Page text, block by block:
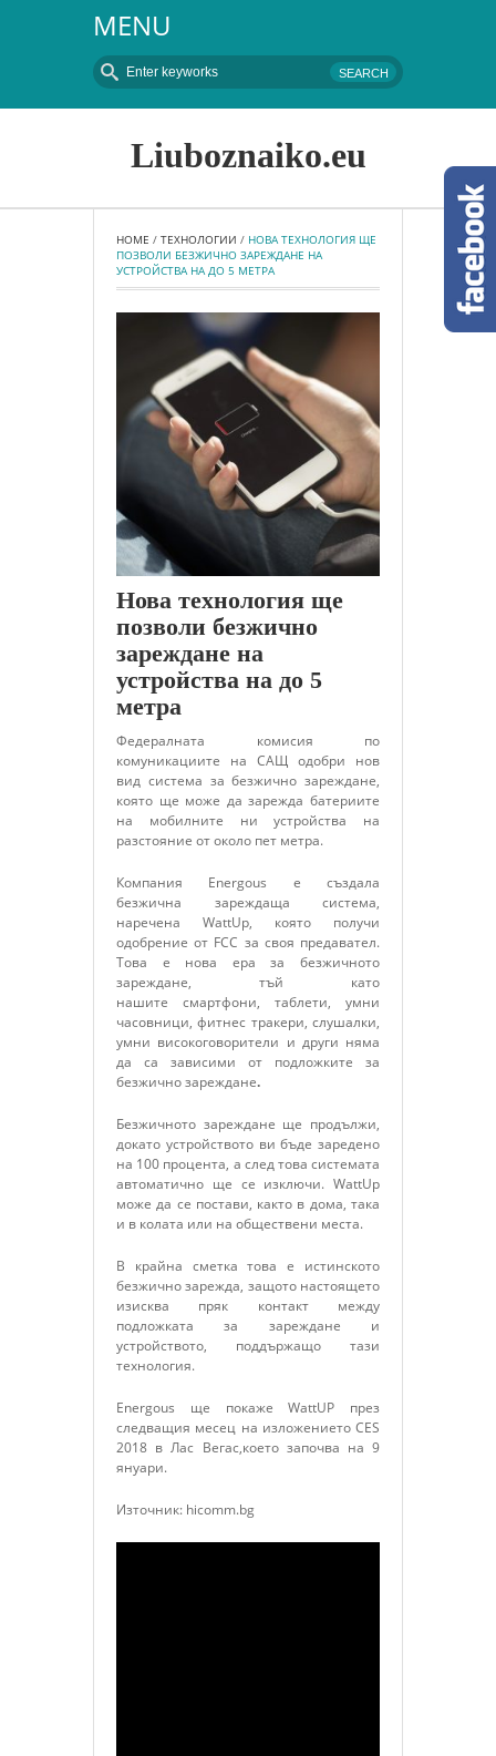
MENU
Liuboznaiko.eu
HOME / ТЕХНОЛОГИИ / НОВА ТЕХНОЛОГИЯ ЩЕ
ПОЗВОЛИ БЕЗЖИЧНО ЗАРЕЖДАНЕ НА
УСТРОЙСТВА НА ДО 5 МЕТРА
Нова технология ще
позволи безжично
зареждане на
устройства на до 5
метра
Федералната комисия по
комуникациите на САЩ одобри нов
вид система за безжично зареждане,
която ще може да зарежда батериите
на мобилните ни устройства на
разстояние от около пет метра.
Компания Energous е създала
безжична зареждаща система,
наречена WattUp, която получи
одобрение от FCC за своя предавател.
Това е нова ера за безжичното
зареждане, тъй като
нашите смартфони, таблети, умни
часовници, фитнес тракери, слушалки,
умни високоговорители и други няма
да са зависими от подложките за
безжично зареждане.
Безжичното зареждане ще продължи,
докато устройството ви бъде заредено
на 100 процента, а след това системата
автоматично ще се изключи. WattUp
може да се постави, както в дома, така
и в колата или на обществени места.
В крайна сметка това е истинското
безжично зарежда, защото настоящето
изисква пряк контакт между
подложката за зареждане и
устройството, поддържащо тази
технология.
Energous ще покаже WattUP през
следващия месец на изложението CES
2018 в Лас Вегас,което започва на 9
януари.
Източник: hicomm.bg